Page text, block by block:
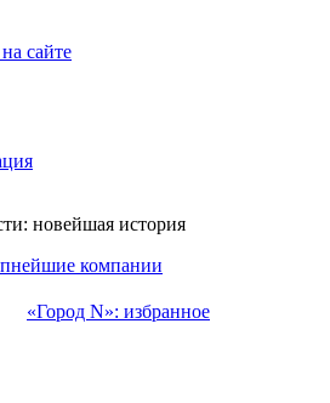
сайте
новейшая история
компании
«Город N»: избранное